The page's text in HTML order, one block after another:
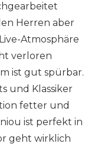
Herren aber
Atmosphäre
verloren
ist gut spürbar.
und Klassiker
fetter und
ist perfekt in
geht wirklich